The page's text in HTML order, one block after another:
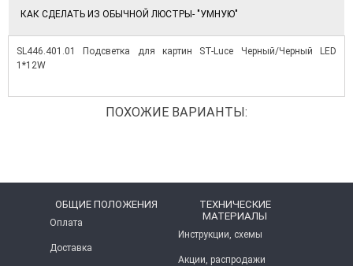
КАК СДЕЛАТЬ ИЗ ОБЫЧНОЙ ЛЮСТРЫ- "УМНУЮ"
SL446.401.01 Подсветка для картин ST-Luce Черный/Черный LED
1*12W
ПОХОЖИЕ ВАРИАНТЫ:
ОБЩИЕ ПОЛОЖЕНИЯ
Оплата
Доставка
ТЕХНИЧЕСКИЕ
МАТЕРИАЛЫ
Инструкции, схемы
Акции, распродажи